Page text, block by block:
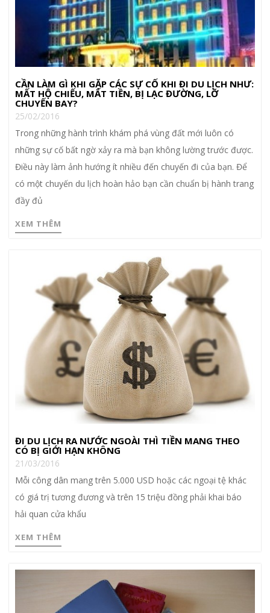
CẦN LÀM GÌ KHI GẶP CÁC SỰ CỐ KHI ĐI DU LỊCH NHƯ:
MẤT HỘ CHIẾU, MẤT TIỀN, BỊ LẠC ĐƯỜNG, LỠ
CHUYẾN BAY?
25/02/2016
Trong những hành trình khám phá vùng đất mới luôn có
những sự cố bất ngờ xảy ra mà bạn không lường trước được.
Điều này làm ảnh hướng ít nhiều đến chuyến đi của bạn. Để
có một chuyến du lịch hoàn hảo bạn cần chuẩn bị hành trang
đầy đủ
XEM THÊM
ĐI DU LỊCH RA NƯỚC NGOÀI THÌ TIỀN MANG THEO
CÓ BỊ GIỚI HẠN KHÔNG
21/03/2016
Mỗi công dân mang trên 5.000 USD hoặc các ngoại tệ khác
có giá trị tương đương và trên 15 triệu đồng phải khai báo
hải quan cửa khẩu
XEM THÊM